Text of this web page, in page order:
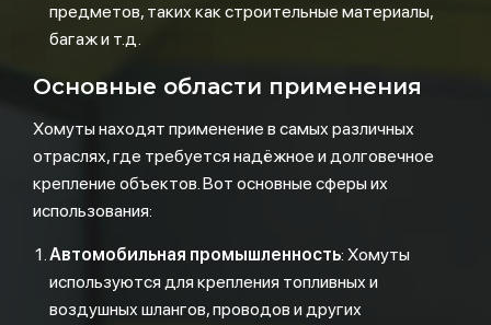
предметов, таких как строительные материалы,
багаж и т.д.
Основные области применения
Хомуты находят применение в самых различных
отраслях, где требуется надёжное и долговечное
крепление объектов. Вот основные сферы их
использования:
Автомобильная промышленность: Хомуты
используются для крепления топливных и
воздушных шлангов, проводов и других